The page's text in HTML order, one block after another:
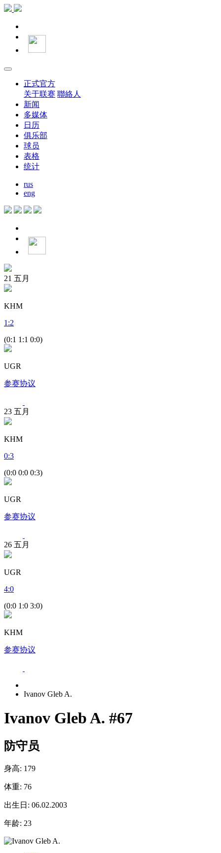
正式官方
关于联赛 聯絡人
新闻
多媒体
日历
俱乐部
球员
表格
统计
rus
eng
21 五月
KHM
1 :2
(0:1 1:1 0:0)
UGR
参赛协议
23 五月
KHM
0:3
(0:0 0:0 0:3)
UGR
参赛协议
26 五月
UGR
4:0
(0:0 1:0 3:0)
KHM
参赛协议
Ivanov Gleb A.
Ivanov Gleb A. #67
防守员
身高: 179
体重: 76
出生日: 06.02.2003
年龄: 23